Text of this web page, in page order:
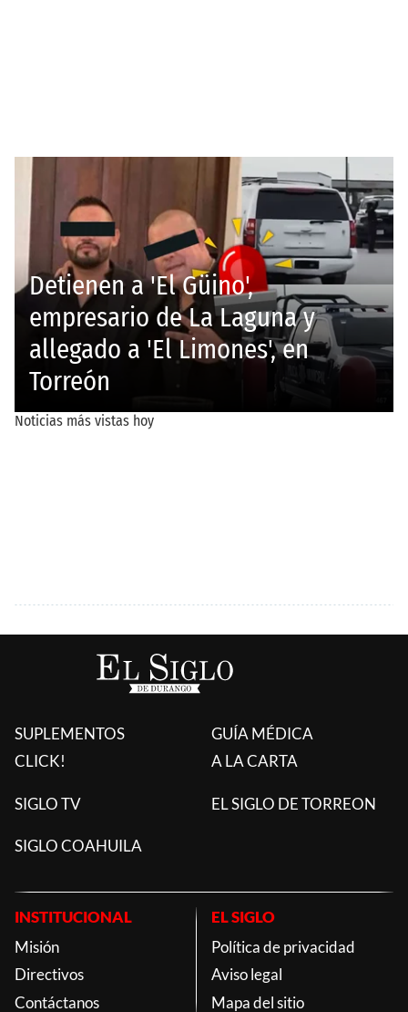
SUPLEMENTOS
CLICK!
GUÍA MÉDICA
A LA CARTA
SIGLO TV EL SIGLO DE TORREON
SIGLO COAHUILA
INSTITUCIONAL
Misión
Directivos
Contáctanos
EL SIGLO
Política de privacidad
Aviso legal
Mapa del sitio